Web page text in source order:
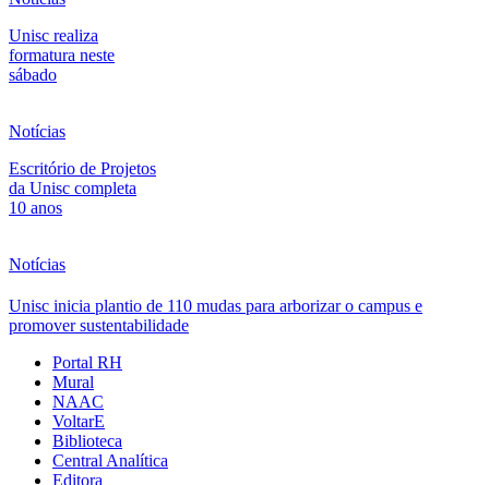
Unisc realiza
formatura neste
sábado
Notícias
Escritório de Projetos
da Unisc completa
10 anos
Notícias
Unisc inicia plantio de 110 mudas para arborizar o campus e
promover sustentabilidade
Portal RH
Mural
NAAC
VoltarE
Biblioteca
Central Analítica
Editora